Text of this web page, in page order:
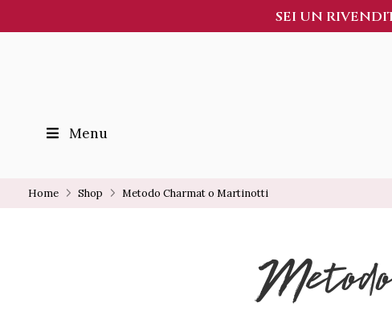
SEI UN
Menu
Home Shop Metodo Charmat o Martinotti